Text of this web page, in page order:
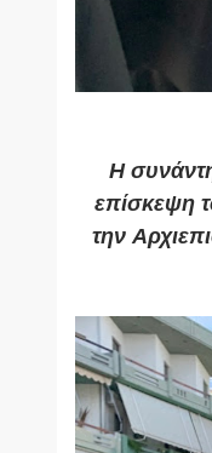
Η
επίσκεψη
την